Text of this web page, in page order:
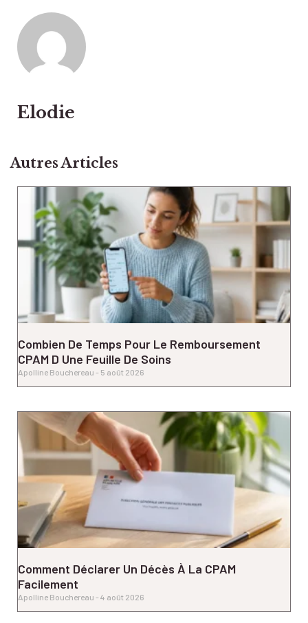
Elodie
Autres Articles
Combien De Temps Pour Le Remboursement
CPAM D Une Feuille De Soins
Apolline Bouchereau 5 août 2026
Comment Déclarer Un Décès À La CPAM
Facilement
Apolline Bouchereau 4 août 2026